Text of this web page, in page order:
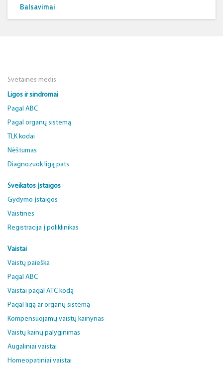
Balsavimai
Svetainės medis
Ligos ir sindromai
Pagal ABC
Pagal organų sistemą
TLK kodai
Nėštumas
Diagnozuok ligą pats
Sveikatos įstaigos
Gydymo įstaigos
Vaistinės
Registracija į poliklinikas
Vaistai
Vaistų paieška
Pagal ABC
Vaistai pagal ATC kodą
Pagal ligą ar organų sistemą
Kompensuojamų vaistų kainynas
Vaistų kainų palyginimas
Augaliniai vaistai
Homeopatiniai vaistai